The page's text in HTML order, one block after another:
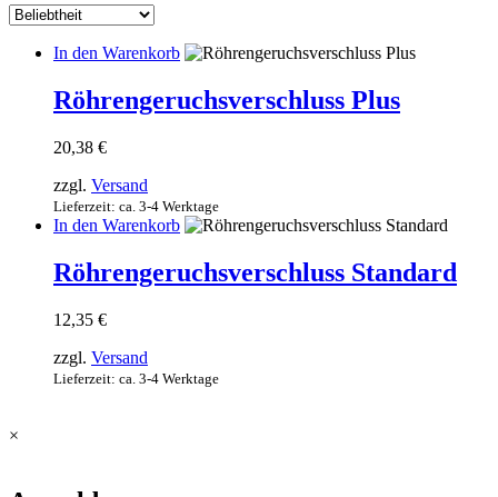
In den Warenkorb
Röhrengeruchsverschluss Plus
20,38 €
zzgl. Versand
Lieferzeit: ca. 3-4 Werktage
In den Warenkorb
Röhrengeruchsverschluss Standard
12,35 €
zzgl. Versand
Lieferzeit: ca. 3-4 Werktage
×